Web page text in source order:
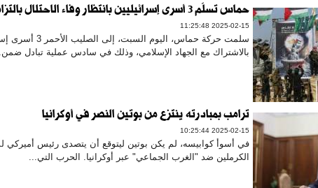
حماس تسلّم 3 أسرى إسرائيليين بانتظار وفاء الاحتلال بالتزاماته
2025-02-15 11:25:48
سلمت حركة حماس،
بالاشتراك مع الجهاد الإسلامي، وذلك في سادس عملية تبادل
ترامب بمبادرته ينتزع من بوتين النصر في أوكرانيا
2025-02-15 10:25:44
في أسوأ كوابيسه، لم يكن بوتين ليتوقع أن يتصدى رئيس أميركي
الكرملين ضد "الغرب الجماعي" عبر أوكرانيا. الحرب التي...